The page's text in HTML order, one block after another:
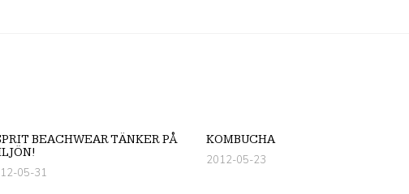
BEACHWEAR TÄNKER PÅ
05-31
KOMBUCHA
2012-05-23